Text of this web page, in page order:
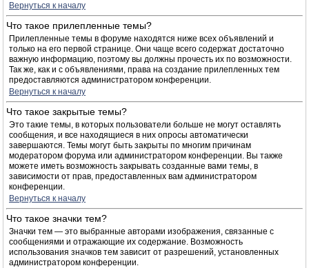
Вернуться к началу
Что такое прилепленные темы?
Прилепленные темы в форуме находятся ниже всех объявлений и
только на его первой странице. Они чаще всего содержат достаточно
важную информацию, поэтому вы должны прочесть их по возможности.
Так же, как и с объявлениями, права на создание прилепленных тем
предоставляются администратором конференции.
Вернуться к началу
Что такое закрытые темы?
Это такие темы, в которых пользователи больше не могут оставлять
сообщения, и все находящиеся в них опросы автоматически
завершаются. Темы могут быть закрыты по многим причинам
модератором форума или администратором конференции. Вы также
можете иметь возможность закрывать созданные вами темы, в
зависимости от прав, предоставленных вам администратором
конференции.
Вернуться к началу
Что такое значки тем?
Значки тем — это выбранные авторами изображения, связанные с
сообщениями и отражающие их содержание. Возможность
использования значков тем зависит от разрешений, установленных
администратором конференции.